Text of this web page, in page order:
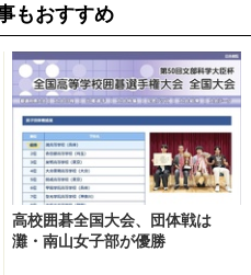
もおすすめ
高校囲碁全国大会、団体戦は
灘・南山女子部が優勝